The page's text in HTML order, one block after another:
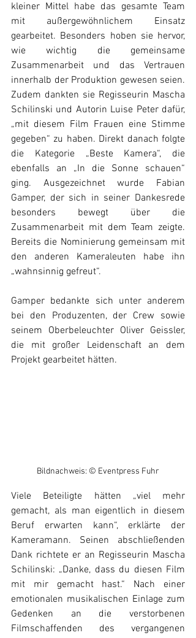
kleiner Mittel habe das gesamte Team
mit außergewöhnlichem Einsatz
gearbeitet. Besonders hoben sie hervor,
wie wichtig die gemeinsame
Zusammenarbeit und das Vertrauen
innerhalb der Produktion gewesen seien.
Zudem dankten sie Regisseurin Mascha
Schilinski und Autorin Luise Peter dafür,
„mit diesem Film Frauen eine Stimme
gegeben“ zu haben. Direkt danach folgte
die Kategorie „Beste Kamera“, die
ebenfalls an „In die Sonne schauen“
ging. Ausgezeichnet wurde Fabian
Gamper, der sich in seiner Dankesrede
besonders bewegt über die
Zusammenarbeit mit dem Team zeigte.
Bereits die Nominierung gemeinsam mit
den anderen Kameraleuten habe ihn
„wahnsinnig gefreut“.
Gamper bedankte sich unter anderem
bei den Produzenten, der Crew sowie
seinem Oberbeleuchter Oliver Geissler,
die mit großer Leidenschaft an dem
Projekt gearbeitet hätten.
Bildnachweis: © Eventpress Fuhr
Viele Beteiligte hätten „viel mehr
gemacht, als man eigentlich in diesem
Beruf erwarten kann“, erklärte der
Kameramann. Seinen abschließenden
Dank richtete er an Regisseurin Mascha
Schilinski: „Danke, dass du diesen Film
mit mir gemacht hast.“ Nach einer
emotionalen musikalischen Einlage zum
Gedenken an die verstorbenen
Filmschaffenden des vergangenen